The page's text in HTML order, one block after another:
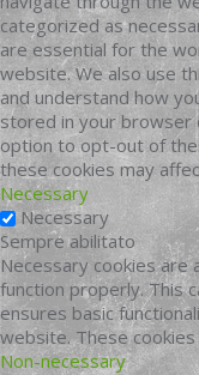
categorized as
are essential for the
website. We also use
and understand how
stored in your browser
option to opt-out of
these cookies may
Necessary
Necessary
Sempre abilitato
Necessary cookies
function properly. This
ensures basic
website. These
Non-necessary